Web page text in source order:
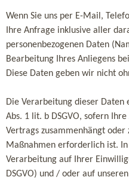
Wenn Sie uns per E-Mail,
Ihre Anfrage inklusive aller
personenbezogenen Daten
Bearbeitung Ihres Anliegens
Diese Daten geben wir nicht
Die Verarbeitung dieser
Abs. 1 lit. b DSGVO, sofern
Vertrags zusammenhängt
Maßnahmen erforderlich ist.
Verarbeitung auf Ihrer
DSGVO) und / oder auf